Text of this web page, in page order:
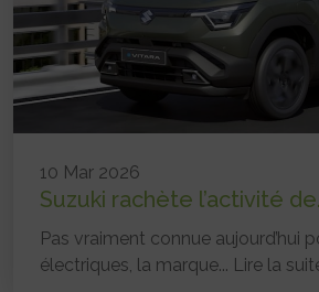
10 Mar 2026
Suzuki rachète l’activité
Pas vraiment connue aujourd’hui
électriques, la marque... Lire la